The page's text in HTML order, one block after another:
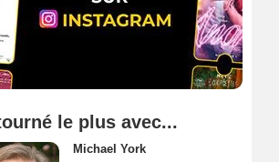
le plus avec...
Michael York